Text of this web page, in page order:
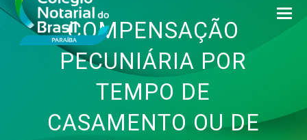
COMPENSAÇÃO
PECUNIÁRIA POR
TEMPO DE
CASAMENTO OU DE